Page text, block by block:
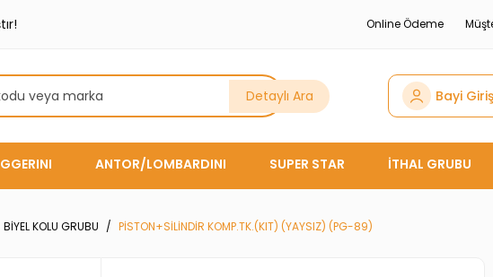
Online Ödeme
Detaylı Ara Bayi
ANTOR/LOMBARDINI SUPER STAR İTHAL GRUBU
KOLU GRUBU PİSTON+SİLİNDİR KOMP.TK.(KIT) (YAYSIZ) (PG-89)